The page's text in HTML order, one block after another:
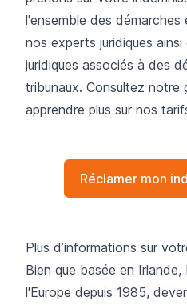
l'ensemble des démarches
nos experts juridiques
juridiques associés à des
tribunaux. Consultez notre
apprendre plus sur nos
Réclamer mon
Plus d’informations sur
Bien que basée en Irlande,
l'Europe depuis 1985,